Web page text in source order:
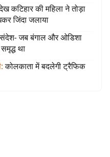
कटिहार की महिला ने तोड़ा
जिंदा जलाया
संदेश- जब बंगाल और ओडिशा
था
: कोलकाता में बदलेगी ट्रैफिक